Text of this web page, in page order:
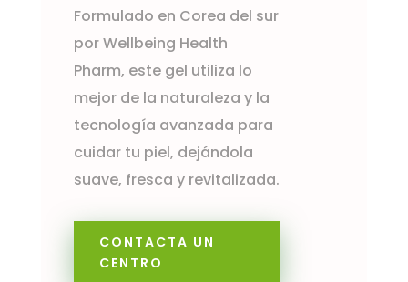
Formulado en Corea del sur
por Wellbeing Health
Pharm, este gel utiliza lo
mejor de la naturaleza y la
tecnología avanzada para
cuidar tu piel, dejándola
suave, fresca y revitalizada.
CONTACTA UN
CENTRO